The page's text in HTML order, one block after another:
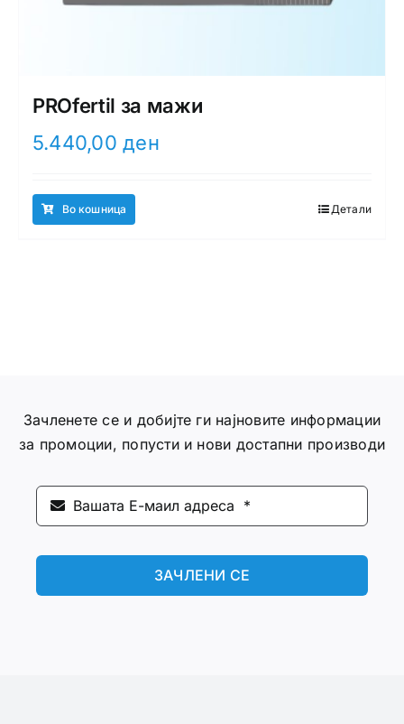
PROfertil за мажи
5.440,00ден
Во кошница Детали
Зачленете се и добијте ги најновите информации
за промоции, попусти и нови достапни производи
ЗАЧЛЕНИ СЕ